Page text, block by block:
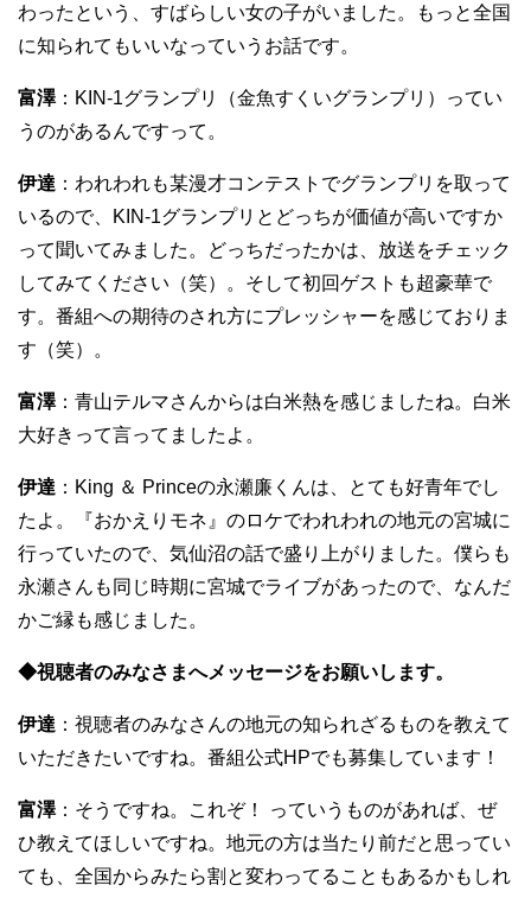
わったという、すばらしい女の子がいました。もっと全国
に知られてもいいなっていうお話です。
富澤：KIN-1グランプリ（金魚すくいグランプリ）ってい
うのがあるんですって。
伊達 ：われわれも某漫才コンテストでグランプリを取って
いるので、KIN-1グランプリとどっちが価値が高いですか
って聞いてみました。どっちだったかは、放送をチェック
してみてください（笑）。そして初回ゲストも超豪華で
す。番組への期待のされ方にプレッシャーを感じておりま
す（笑）。
富澤：青山テルマさんからは白米熱を感じましたね。白米
大好きって言ってましたよ。
伊達 ：King ＆ Princeの永瀬廉くんは、とても好青年でし
たよ。『おかえりモネ』のロケでわれわれの地元の宮城に
行っていたので、気仙沼の話で盛り上がりました。僕らも
永瀬さんも同じ時期に宮城でライブがあったので、なんだ
かご縁も感じました。
◆視聴者のみなさまへメッセージをお願いします。
伊達 ：視聴者のみなさんの地元の知られざるものを教えて
いただきたいですね。番組公式HPでも募集しています！
富澤：そうですね。これぞ！ っていうものがあれば、ぜ
ひ教えてほしいですね。地元の方は当たり前だと思ってい
ても、全国からみたら割と変わってることもあるかもしれ